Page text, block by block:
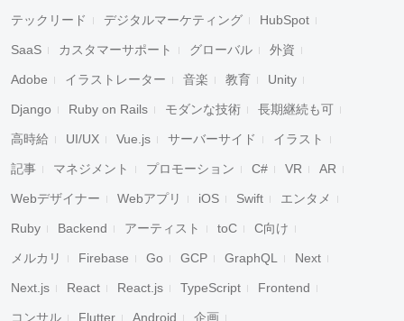
テックリード デジタルマーケティング HubSpot
SaaS カスタマーサポート グローバル 外資
Adobe イラストレーター 音楽 教育 Unity
Django Ruby on Rails モダンな技術 長期継続も可
高時給 UI/UX Vue.js サーバーサイド イラスト
記事 マネジメント プロモーション C# VR AR
Webデザイナー Webアプリ iOS Swift エンタメ
Ruby Backend アーティスト toC C向け
メルカリ Firebase Go GCP GraphQL Next
Next.js React React.js TypeScript Frontend
コンサル Flutter Android 企画